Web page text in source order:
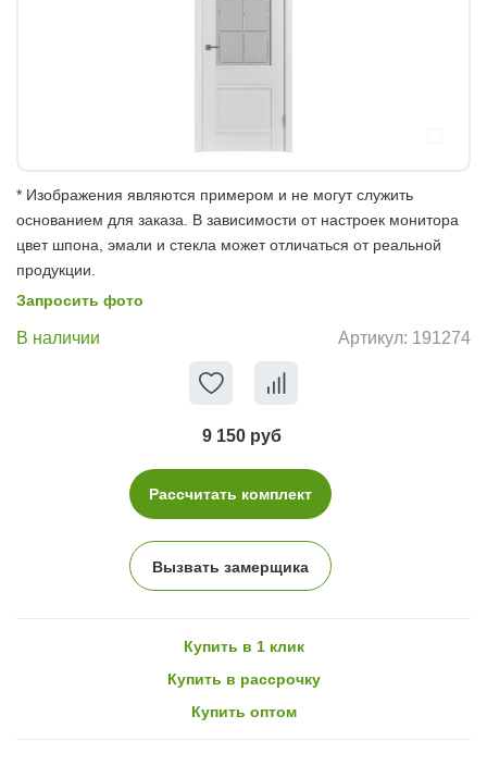
* Изображения являются примером и не могут служить
основанием для заказа. В зависимости от настроек монитора
цвет шпона, эмали и стекла может отличаться от реальной
продукции.
Запросить фото
В наличии Артикул: 191274
9 150 руб
Рассчитать комплект
Вызвать замерщика
Купить в 1 клик
Купить в рассрочку
Купить оптом